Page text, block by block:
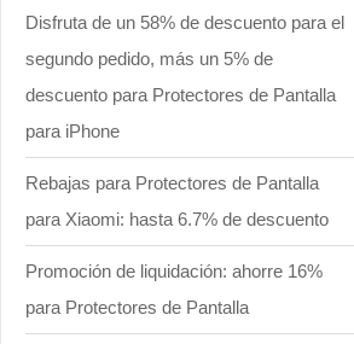
Disfruta de un 58% de descuento para el
segundo pedido, más un 5% de
descuento para Protectores de Pantalla
para iPhone
Rebajas para Protectores de Pantalla
para Xiaomi: hasta 6.7% de descuento
Promoción de liquidación: ahorre 16%
para Protectores de Pantalla